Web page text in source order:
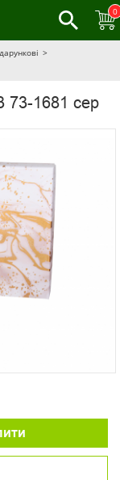
0
73-1681 сер